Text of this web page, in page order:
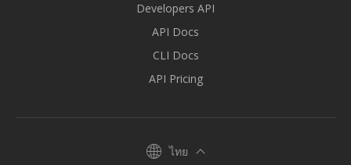
Developers API
API Docs
CLI Docs
API Pricing
ไทย